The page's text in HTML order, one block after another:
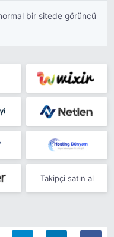
bir sitede görüncü
Takipçi satın al